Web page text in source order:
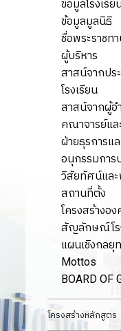
ข้อมูลโรงเรีย
ข้อมูลมูลนิธิ
ชื่อพระราชท
ผู้บริหาร
สาสน์จากปร
โรงเรียน
สาสน์จากผู้อ
คณาจารย์แ
ฝ่ายธุรการแ
อนุกรรมการ
วิสัยทัศน์แล
สถานที่ตั้ง
โครงสร้างอง
สัญลักษณ์โร
แผนเชิงกลยุ
Mottos
BOARD OF
โครงสร้างหลักสูตร